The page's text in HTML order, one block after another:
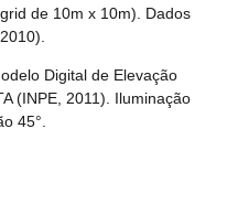
de 10m x 10m). Dados
Digital de Elevação
(INPE, 2011). Iluminação
45°.